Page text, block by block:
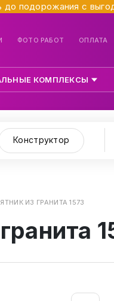
до подорожания с
ФОТО РАБОТ ОПЛАТА
КОМПЛЕКСЫ
Конструктор
ИЗ ГРАНИТА 1573